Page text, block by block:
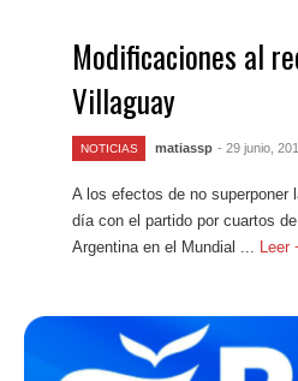
Modificaciones al
Villaguay
NOTICIAS matiassp - 29 junio,
A los efectos de no superponer
día con el partido por cuartos
Argentina en el Mundial ...
Leer